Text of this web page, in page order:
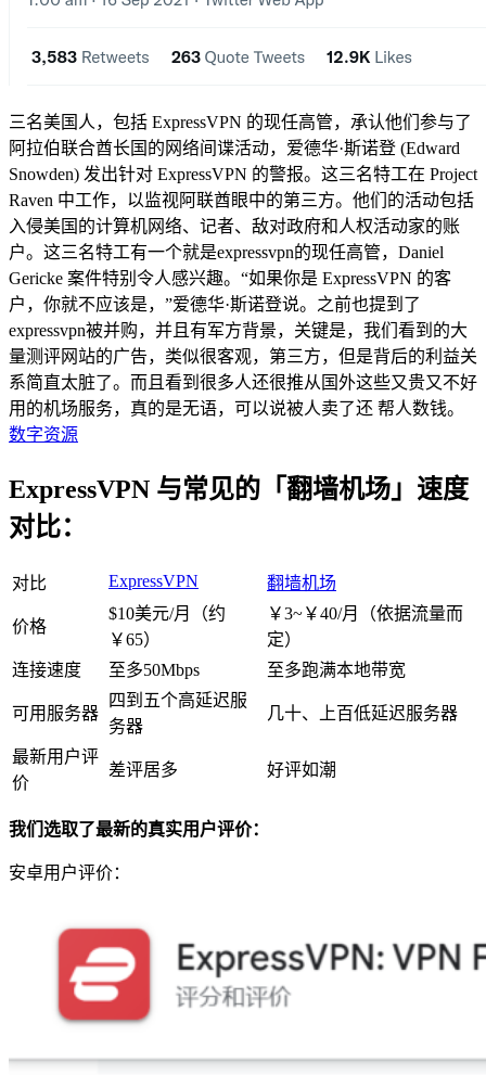
三名美国人，包括 ExpressVPN 的现任高管，承认他们参与了
阿拉伯联合酋长国的网络间谍活动，爱德华·斯诺登 (Edward
Snowden) 发出针对 ExpressVPN 的警报。这三名特工在 Project
Raven 中工作，以监视阿联酋眼中的第三方。他们的活动包括
入侵美国的计算机网络、记者、敌对政府和人权活动家的账
户。这三名特工有一个就是expressvpn的现任高管，Daniel
Gericke 案件特别令人感兴趣。“如果你是 ExpressVPN 的客
户，你就不应该是，”爱德华·斯诺登说。之前也提到了
expressvpn被并购，并且有军方背景，关键是，我们看到的大
量测评网站的广告，类似很客观，第三方，但是背后的利益关
系简直太脏了。而且看到很多人还很推从国外这些又贵又不好
用的机场服务，真的是无语，可以说被人卖了还 帮人数钱。
数字资源
ExpressVPN 与常见的「翻墙机场」速度
对比：
对比 ExpressVPN 翻墙机场
价格
$10美元/月（约
￥65）
￥3~￥40/月（依据流量而
定）
连接速度
至多50Mbps 至多跑满本地带宽
可用服务器
四到五个高延迟服
务器
几十、上百低延迟服务器
最新用户评
价
差评居多 好评如潮
我们选取了最新的真实用户评价：
安卓用户评价：